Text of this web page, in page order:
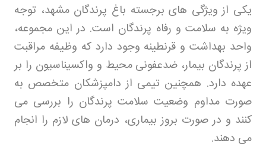
یکی از ویژگی های برجسته باغ پرندگان مشهد، توجه
ویژه به سلامت و رفاه پرندگان است. در این مجموعه،
واحد بهداشت و قرنطینه وجود دارد که وظیفه مراقبت
از پرندگان بیمار، ضدعفونی محیط و واکسیناسیون را بر
عهده دارد. همچنین تیمی از دامپزشکان متخصص به
صورت مداوم وضعیت سلامت پرندگان را بررسی می
کنند و در صورت بروز بیماری، درمان های لازم را انجام
می دهند.